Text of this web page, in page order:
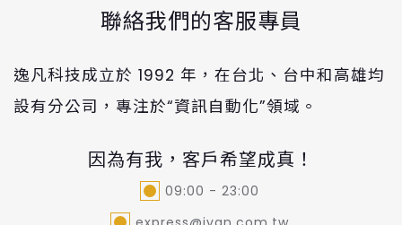
聯絡我們的客服專員
逸凡科技成立於 1992 年，在台北、台中和高雄均
設有分公司，專注於“資訊自動化”領域。
因為有我，客戶希望成真！
09:00 - 23:00